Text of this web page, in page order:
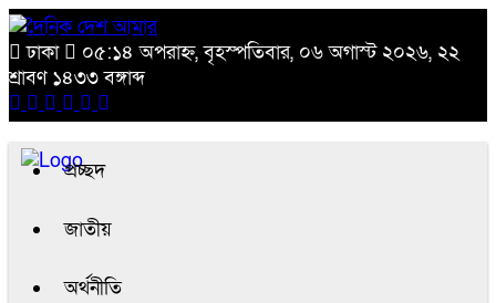
ঢাকা
০৫:১৪ অপরাহ্ন, বৃহস্পতিবার, ০৬ অগাস্ট ২০২৬, ২২
শ্রাবণ ১৪৩৩ বঙ্গাব্দ
প্রচ্ছদ
জাতীয়
অর্থনীতি